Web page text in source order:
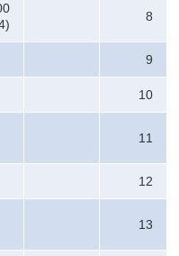
8
9
10
11
12
13